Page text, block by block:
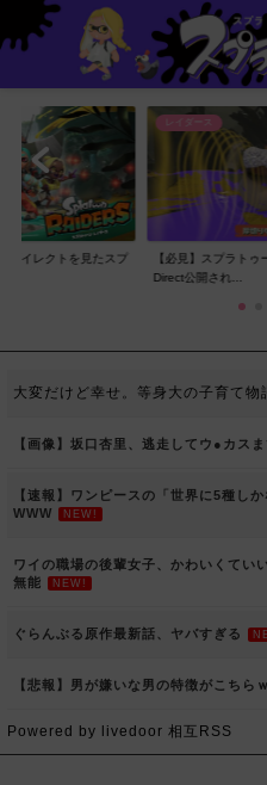
ダイレクトを見たスプ
レイダース
【必見】スプラトゥ
Direct公開され...
大変だけど幸せ。等身大の子育て物
【画像】坂口杏里、逃走してウ●カス
【速報】ワンピースの「世界に5種し
WWW
NEW!
ワイの職場の後輩女子、かわいくてい
無能
NEW!
ぐらんぶる原作最新話、ヤバすぎる
【悲報】男が嫌いな男の特徴がこちら
Powered by livedoor 相互RSS